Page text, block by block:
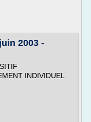
2003 -
INDIVIDUEL